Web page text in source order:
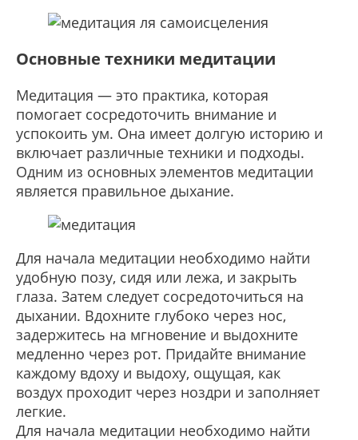
Основные техники медитации
Медитация — это практика, которая
помогает сосредоточить внимание и
успокоить ум. Она имеет долгую историю и
включает различные техники и подходы.
Одним из основных элементов медитации
является правильное дыхание.
Для начала медитации необходимо найти
удобную позу, сидя или лежа, и закрыть
глаза. Затем следует сосредоточиться на
дыхании. Вдохните глубоко через нос,
задержитесь на мгновение и выдохните
медленно через рот. Придайте внимание
каждому вдоху и выдоху, ощущая, как
воздух проходит через ноздри и заполняет
легкие.
Для начала медитации необходимо найти